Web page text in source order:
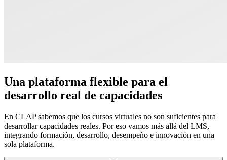
Una plataforma flexible para el
desarrollo real de capacidades
En CLAP sabemos que los cursos virtuales no son suficientes para
desarrollar capacidades reales. Por eso vamos más allá del LMS,
integrando formación, desarrollo, desempeño e innovación en una
sola plataforma.